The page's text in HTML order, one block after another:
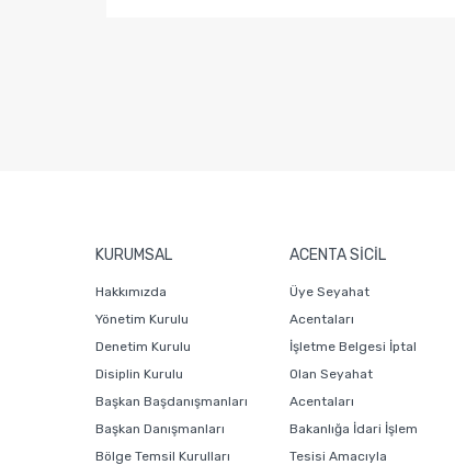
KURUMSAL
Hakkımızda
Yönetim Kurulu
Denetim Kurulu
Disiplin Kurulu
Başkan Başdanışmanları
Başkan Danışmanları
Bölge Temsil Kurulları
ACENTA SİCİL
Üye Seyahat
Acentaları
İşletme Belgesi İptal
Olan Seyahat
Acentaları
Bakanlığa İdari İşlem
Tesisi Amacıyla